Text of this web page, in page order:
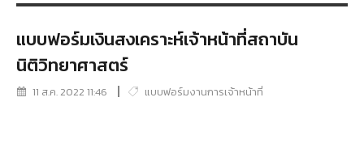
แบบฟอร์มเงินสงเคราะห์เจ้าหน้าที่สถาบัน
นิติวิทยาศาสตร์
11 ส.ค. 2022 11:46 แบบฟอร์มงานการเจ้าหน้าที่